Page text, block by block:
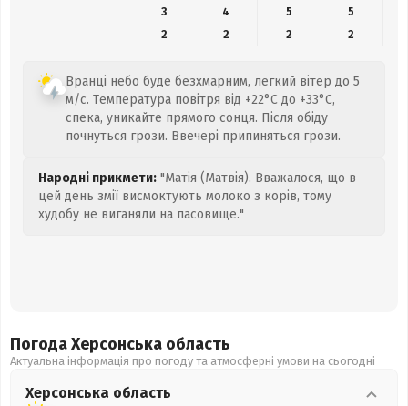
3
4 5
5
2
2 2 2
Вранці небо буде безхмарним, легкий вітер до 5
м/с. Температура повітря від +22°C до +33°C,
спека, уникайте прямого сонця. Після обіду
почнуться грози. Ввечері припиняться грози.
Народні прикмети: "Матія (Матвія). Вважалося, що в
цей день змії висмоктують молоко з корів, тому
худобу не виганяли на пасовище."
Погода Херсонська область
Актуальна інформація про погоду та атмосферні умови на сьогодні
Херсонська область